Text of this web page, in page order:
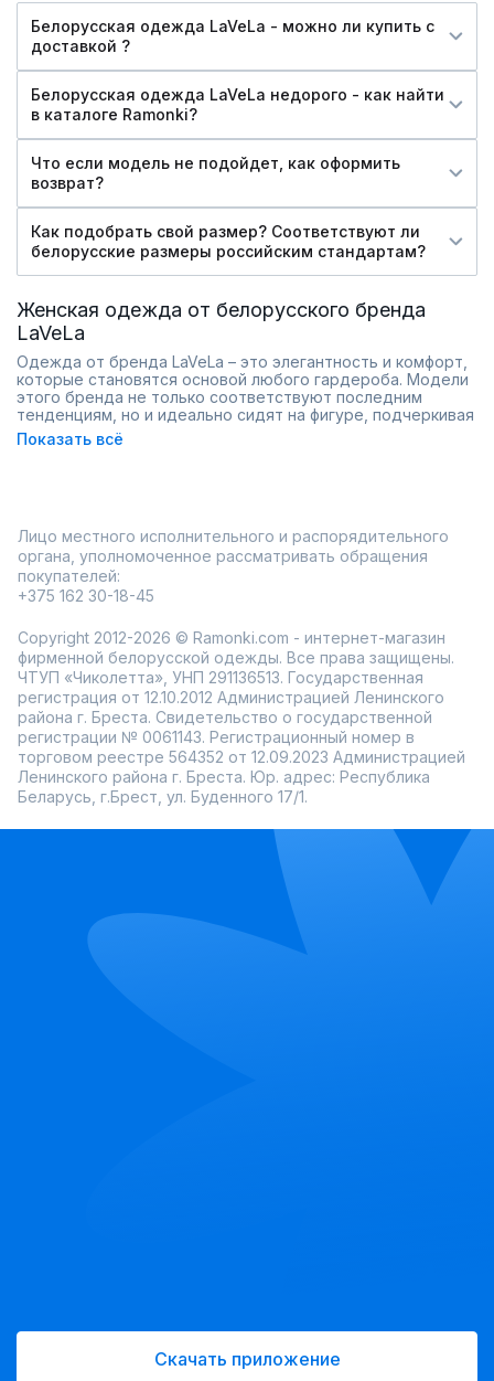
Белорусская одежда LaVeLa - можно ли купить c
доставкой ?
Белорусская одежда LaVeLa недорого - как найти
в каталоге Ramonki?
Что если модель не подойдет, как оформить
возврат?
Как подобрать свой размер? Соответствуют ли
белорусские размеры российским стандартам?
Женская одежда от белорусского бренда
LaVeLa
Одежда от бренда LaVeLa – это элегантность и комфорт,
которые становятся основой любого гардероба. Модели
этого бренда не только соответствуют последним
тенденциям, но и идеально сидят на фигуре, подчеркивая
достоинства и скрывая недостатки. В коллекциях LaVeLa
можно найти вещи для любого повода: от повседневных
практичность, позволяя легко составлять гармоничные
образы на каждый день.
Преимущества бренда LaVeLa:
Широкий размерный ряд: Удобные и стильные модели
Разнообразие расцветок: Для каждой женщины
найдется идеальный вариант, который подчеркнет ее
индивидуальность.
Современный дизайн: Стильные и актуальные фасоны,
которые подойдут для самых разных ситуаций.
Для уверенности в своем выборе, магазин Ramonki
предлагает удобную примерку перед покупкой и
быструю доставку по всей России. Наслаждайтесь
покупками с LaVeLa и добавьте стильные, качественные
вещи в ваш гардероб!
Показать всё
Лицо местного исполнительного и распорядительного
органа, уполномоченное рассматривать обращения
покупателей:
+375 162 30-18-45
Copyright 2012-2026 © Ramonki.com - интернет-магазин
фирменной белорусской одежды. Все права защищены.
ЧТУП «Чиколетта», УНП 291136513. Государственная
регистрация от 12.10.2012 Администрацией Ленинского
района г. Бреста. Свидетельство о государственной
регистрации № 0061143. Регистрационный номер в
торговом реестре 564352 от 12.09.2023 Администрацией
Ленинского района г. Бреста. Юр. адрес: Республика
Беларусь, г.Брест, ул. Буденного 17/1.
Скачать приложение